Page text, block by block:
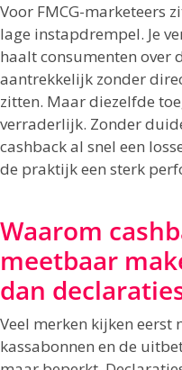
Voor FMCG-marketeers
lage instapdrempel. Je
haalt consumenten over
aantrekkelijk zonder
zitten. Maar diezelfde
verraderlijk. Zonder
cashback al snel een
de praktijk een sterk
Waarom
meetbaar
dan
Veel merken kijken
kassabonnen en de